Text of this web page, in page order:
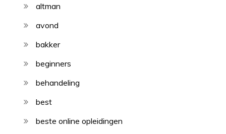
altman
avond
bakker
beginners
behandeling
best
beste online opleidingen